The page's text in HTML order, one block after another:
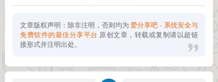
文章版权声明：除非注明，否则均为 爱分享吧 - 系统安全与
免费软件的最佳分享平台 原创文章，转载或复制请以超链
接形式并注明出处。